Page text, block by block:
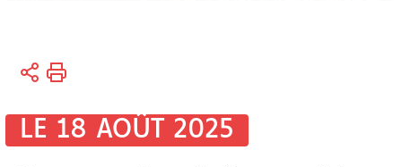
Vous
Accueil
LE 18 AOÛT 2025